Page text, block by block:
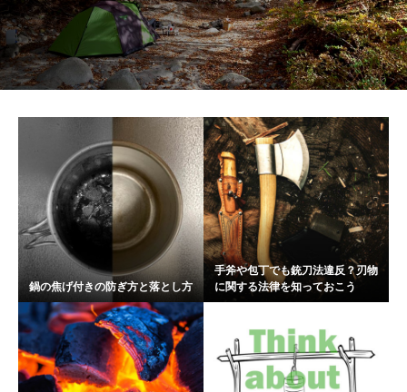
鍋の焦げ付きの防ぎ方と落とし方
手斧や包丁でも銃刀法違反？刃物
に関する法律を知っておこう